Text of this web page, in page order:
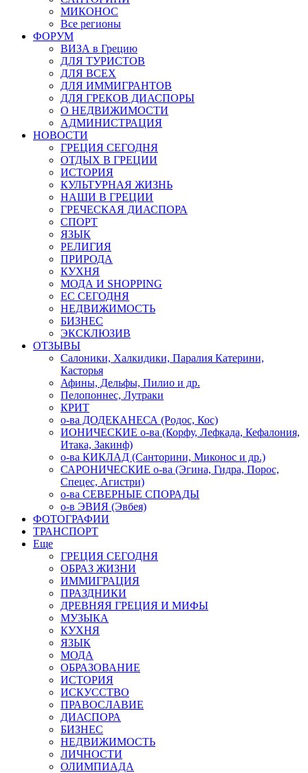
МИКОНОС
Все регионы
ФОРУМ
ВИЗА в Грецию
ДЛЯ ТУРИСТОВ
ДЛЯ ВСЕХ
ДЛЯ ИММИГРАНТОВ
ДЛЯ ГРЕКОВ ДИАСПОРЫ
О НЕДВИЖИМОСТИ
АДМИНИСТРАЦИЯ
НОВОСТИ
ГРЕЦИЯ СЕГОДНЯ
ОТДЫХ В ГРЕЦИИ
ИСТОРИЯ
КУЛЬТУРНАЯ ЖИЗНЬ
НАШИ В ГРЕЦИИ
ГРЕЧЕСКАЯ ДИАСПОРА
СПОРТ
ЯЗЫК
РЕЛИГИЯ
ПРИРОДА
КУХНЯ
МОДА И SHOPPING
ЕС СЕГОДНЯ
НЕДВИЖИМОСТЬ
БИЗНЕС
ЭКСКЛЮЗИВ
ОТЗЫВЫ
Салоники, Халкидики, Паралия Катерини,
Касторья
Афины, Дельфы, Пилио и др.
Пелопоннес, Лутраки
КРИТ
о-ва ДОДЕКАНЕСА (Родос, Кос)
ИОНИЧЕСКИЕ о-ва (Корфу, Лефкада, Кефалония,
Итака, Закинф)
о-ва КИКЛАД (Санторини, Миконос и др.)
САРОНИЧЕСКИЕ о-ва (Эгина, Гидра, Порос,
Спецес, Агистри)
о-ва СЕВЕРНЫЕ СПОРАДЫ
о-в ЭВИЯ (Эвбея)
ФОТОГРАФИИ
ТРАНСПОРТ
Еще
ГРЕЦИЯ СЕГОДНЯ
ОБРАЗ ЖИЗНИ
ИММИГРАЦИЯ
ПРАЗДНИКИ
ДРЕВНЯЯ ГРЕЦИЯ И МИФЫ
МУЗЫКА
КУХНЯ
ЯЗЫК
МОДА
ОБРАЗОВАНИЕ
ИСТОРИЯ
ИСКУССТВО
ПРАВОСЛАВИЕ
ДИАСПОРА
БИЗНЕС
НЕДВИЖИМОСТЬ
ЛИЧНОСТИ
ОЛИМПИАДА